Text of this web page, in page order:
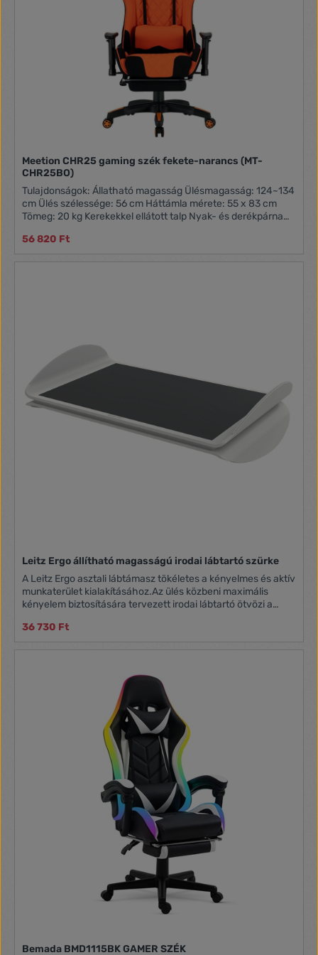
magasságú gázrugó, amely akár 145 kg / 320 font terhelést
alumínium tengelytáv Profi reteszelő billenő mechanizmus
és 3D kartámasz. Nagy prémium görgők
Meetion CHR25 gaming szék fekete-narancs (MT-
CHR25BO)
Tulajdonságok: Állatható magasság Ülésmagasság: 124~134
cm Ülés szélessége: 56 cm Háttámla mérete: 55 x 83 cm
Tömeg: 20 kg Kerekekkel ellátott talp Nyak- és derékpárna
kartámasz
56 820 Ft
Leitz Ergo állítható magasságú irodai lábtartó szürke
A Leitz Ergo asztali lábtámasz tökéletes a kényelmes és aktív
munkaterület kialakításához.Az ülés közbeni maximális
kényelem biztosítására tervezett irodai lábtartó ötvözi a
előnyeit.Az állítható magasságú irodai lábtartó 2 magassági
beállítással, valamint egyik oldalról lapos,másik oldalról ívelt
egészséges vérkeringés és hatékonyság növelése
érdekében. Ez a stílusos, minimál kialakítású,matt felületű
lábtámasz hozzájárul az aktív munkaállomás
kialakításához,ezáltal pozitív hatással lehet a jólétre.Más
Leitz Ergo termékekkel kombinálva hívogató és rugalmas
munkaterületet biztosít, hogy egész nap aktív és produktív
maradhass.Ergonomikus, állítható magasságú lábtartó az
egészséges testtartás elősegítésére,valamint a vérkeringés
javítására a lábak megfelelő alátámasztása révén Segít
csökkenteni a hosszabb ideig tartó ülésből eredő
kényelmetlen érzést és merevségetÁllítható magasság a
maximális kényelem és a megfelelő üléspozíció biztosítása
érdekébenKét magassági beállítás (78 mm/128 mm) a
lábtartó megfordításávalA hintázó mozgás aktívan tart, és
lehetővé teszi a lábfej helyzetének rendszeres
változtatásátEgy lapos és egy ívelt csúszásmentes platform,
hogy minden lábméret kényelmesen elférjen rajtaAz elegáns
kialakítás tökéletesen ötvözi a funkcionalitást a
kifinomultsággalErős és tartós kialakításA Leitz Ergo
36 730 Ft
Bemada BMD1115BK GAMER SZÉK